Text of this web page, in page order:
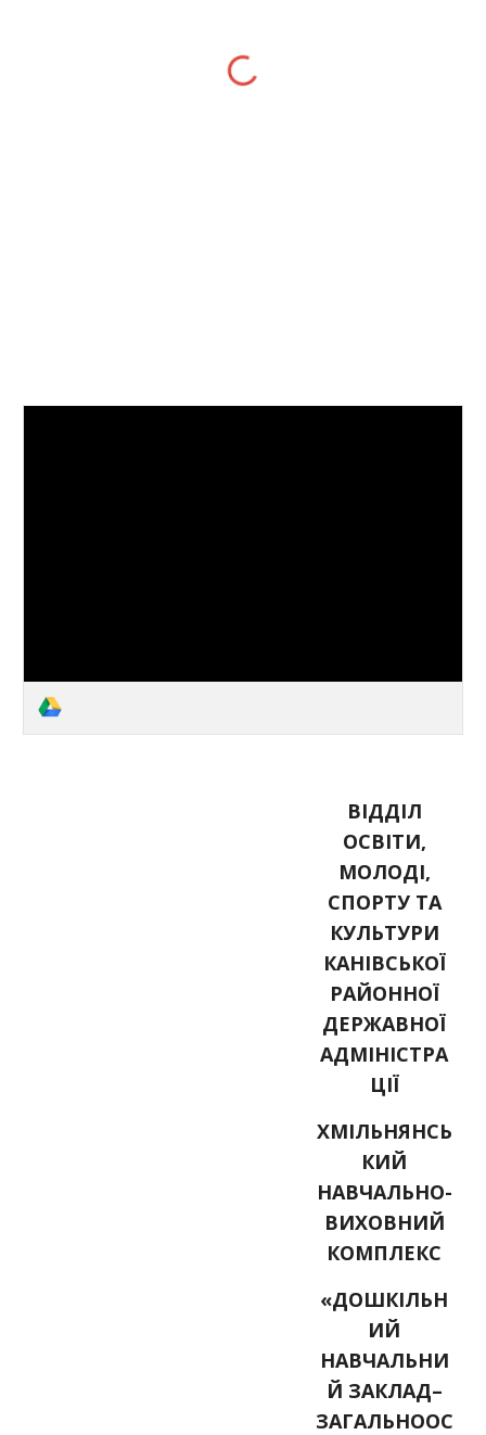
ВІДДІЛ
ОСВІТИ,
МОЛОДІ,
СПОРТУ ТА
КУЛЬТУРИ
КАНІВСЬКОЇ
РАЙОННОЇ
ДЕРЖАВНОЇ
АДМІНІСТРА
ЦІЇ
ХМІЛЬНЯНСЬ
КИЙ
НАВЧАЛЬНО-
ВИХОВНИЙ
КОМПЛЕКС
«ДОШКІЛЬН
ИЙ
НАВЧАЛЬНИ
Й ЗАКЛАД–
ЗАГАЛЬНООС